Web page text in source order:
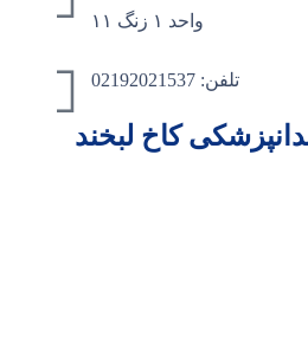
واحد ۱ زنگ ۱۱
تلفن: 02192021537
کاخ لبخند